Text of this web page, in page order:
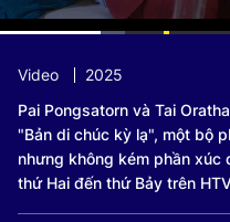
Time
Video
2025
Pai Pongsatorn và Tai
"Bản di chúc kỳ lạ", một bộ
nhưng không kém phần xúc
thứ Hai đến thứ Bảy trên